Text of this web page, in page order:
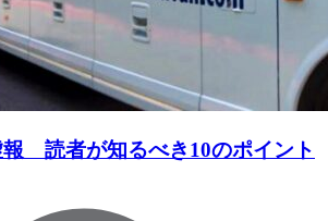
読者が知るべき10のポイント